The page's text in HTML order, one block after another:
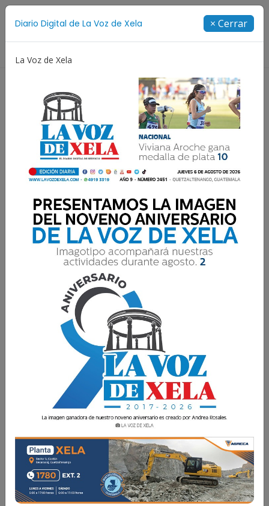
Diario Digital de La Voz de Xela × Cerrar
La Voz de Xela
Resultados para:Mariela Montenegro
FAMILIA DE DOCTORA MARIELA MONTENEGRO
DESMIENTE SU FALLECIMIENTO
La familia de la ginecóloga oncóloga, docctora Mariela
Montenegro, emitió un comunicado oficial este lunes
para desmentir los rumores que han circulado en redes
sociales sobre su supuesto fallecimiento. "Con profundo
La familia de la ginecóloga oncóloga, docctora Mariela
Montenegro, emitió un comunicado oficial este lunes
para desmentir los rumores que han circulado en
redes sociales sobre su supuesto fallecimiento. "Con
profundo resp...